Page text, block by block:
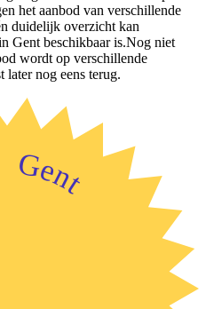
het aanbod van verschillende
duidelijk overzicht kan
Gent beschikbaar is.Nog niet
wordt op verschillende
later nog eens terug.
Gent